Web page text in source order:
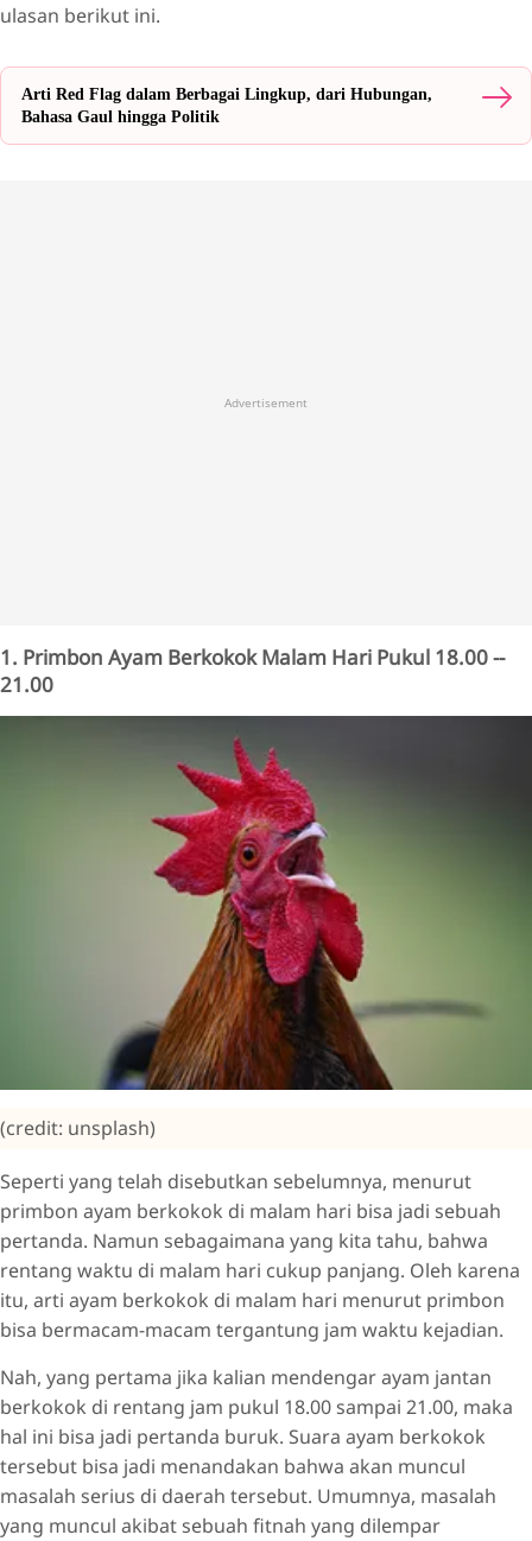
ulasan berikut ini.
Arti Red Flag dalam Berbagai Lingkup, dari Hubungan,
Bahasa Gaul hingga Politik
Advertisement
1. Primbon Ayam Berkokok Malam Hari Pukul 18.00 --
21.00
(credit: unsplash)
Seperti yang telah disebutkan sebelumnya, menurut
primbon ayam berkokok di malam hari bisa jadi sebuah
pertanda. Namun sebagaimana yang kita tahu, bahwa
rentang waktu di malam hari cukup panjang. Oleh karena
itu, arti ayam berkokok di malam hari menurut primbon
bisa bermacam-macam tergantung jam waktu kejadian.
Nah, yang pertama jika kalian mendengar ayam jantan
berkokok di rentang jam pukul 18.00 sampai 21.00, maka
hal ini bisa jadi pertanda buruk. Suara ayam berkokok
tersebut bisa jadi menandakan bahwa akan muncul
masalah serius di daerah tersebut. Umumnya, masalah
yang muncul akibat sebuah fitnah yang dilempar